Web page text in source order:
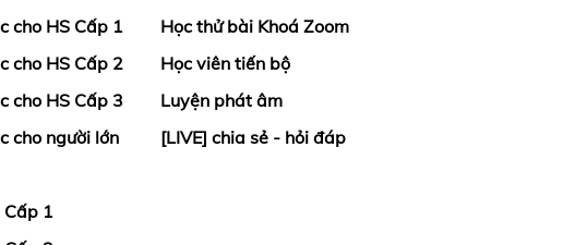
cho HS Cấp 1
cho HS Cấp 2
cho HS Cấp 3
cho người lớn
Cấp 1
Học thử bài Khoá Zoom
Học viên tiến bộ
Luyện phát âm
[LIVE] chia sẻ - hỏi đáp